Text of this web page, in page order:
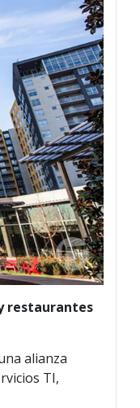
restaurantes
alianza
TI,